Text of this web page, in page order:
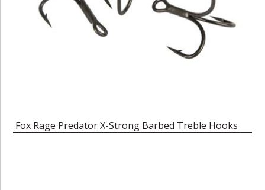
Fox Rage Predator X-Strong Barbed Treble Hooks